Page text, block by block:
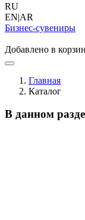
RU
EN|AR
Бизнес-сувениры
Добавлено в
Главная
Каталог
В данном